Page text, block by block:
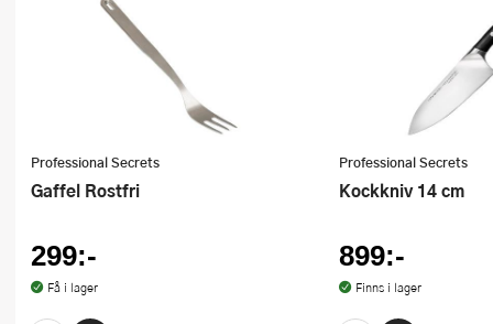
Professional Secrets
Gaffel Rostfri
299:-
Få i lager
Professional Secrets
Kockkniv 14 cm
899:-
Finns i lager